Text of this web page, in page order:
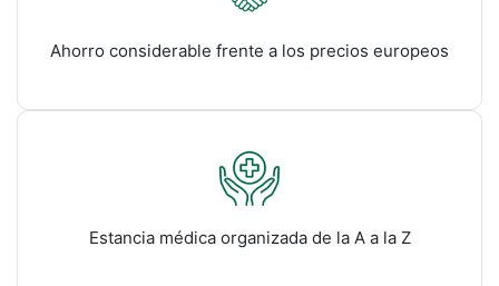
Ahorro considerable frente a los precios europeos
Estancia médica organizada de la A a la Z